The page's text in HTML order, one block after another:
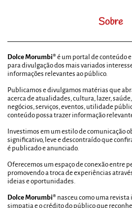
Sobre
Dolce Morumbi® é um portal de conteúdo
para divulgação dos mais variados
informações relevantes ao público.
Publicamos e divulgamos matérias que
acerca de atualidades, cultura, lazer,
negócios, serviços, eventos, utilidade
conteúdo possa trazer informação
Investimos em um estilo de comunicação
significativo, leve e descontraído que
é publicado e anunciado.
Oferecemos um espaço de conexão entre
promovendo a troca de experiências
ideias e oportunidades.
Dolce Morumbi® nasceu como uma revista
simpatia e o crédito do público que